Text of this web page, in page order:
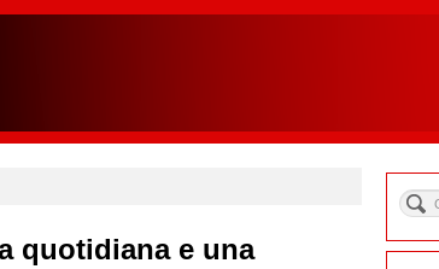
quotidiana e una